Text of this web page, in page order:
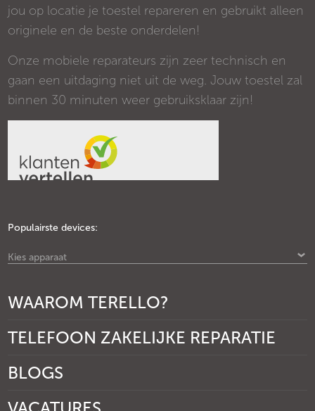
jou op locatie je toestel repareren en gebruikt alleen
originele en de beste onderdelen!
Onze mobiele reparateurs zijn zeer technisch en
gaan een uitdaging niet uit de weg. Jouw toestel zal
binnen 30 minuten weer gebruiksklaar zijn!
Populairste devices:
Kies apparaat
WAAROM TERELLO?
TELEFOON ZAKELIJKE REPARATIE
BLOGS